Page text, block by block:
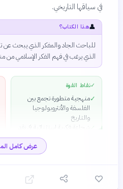
في سياقها التاريخي.
👤هذا الكتاب؟
للباحث الجاد والمفكر الذي يبحث عن
الذي يرغب في فهم الفكر الإسلامي من
✓نقاط القوة
✓منهجية متطورة تجمع بين
الفلسفة والأنثروبولوجيا
والتاريخ
شجاعة فكرية استثنائية في نقد
المسلمات الدينية والفكرية
عمق التحليل وشموليته
للمفاهيم الأساسية
الإسلامي والسياق الحضاري
عرض كامل